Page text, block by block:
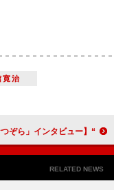
寛治
“寅さん”のイメージにプレッシャーも 「歌とタップダンスは温かい目で見てください」岡田将生（奥原咲太郎）【「なつぞら」インタビュー】
RELATED NEWS